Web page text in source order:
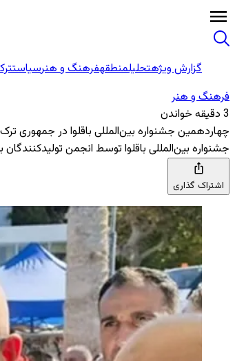
گزارش ویژهتحلیلمنطقهفرهنگ و هنرسیاست
فرهنگ و هنر
3 دقیقه خواندن
چهاردهمین جشنواره بین‌المللی باقلوا در جمهوری
جشنواره بین‌المللی باقلوا توسط انجمن
اشتراک گذاری